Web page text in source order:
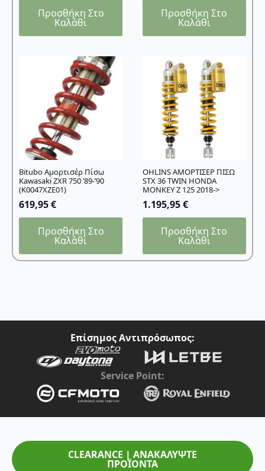
Προσθήκη Στο
Καλάθι
Προσθήκη Στο
Καλάθι
Bitubo Αμορτισέρ Πίσω
Kawasaki ZXR 750 ’89-’90
(K0047XZE01)
619,95€
Προσθήκη Στο
Καλάθι
OHLINS ΑΜΟΡΤΙΣΕΡ ΠΙΣΩ
STX 36 TWIN HONDA
MONKEY Z 125 2018->
1.195,95€
Προσθήκη Στο
Καλάθι
Επίσημος Αντιπρόσωπος:
Service Point:
CLEARANCE | ΑΝΑΚΑΛΥΨΤΕ
ΠΡΟΪΟΝΤΑ